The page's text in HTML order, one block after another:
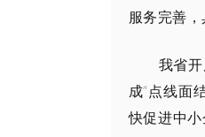
服务完善
我省
成“点线面
快促进中